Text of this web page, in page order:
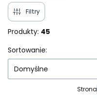
Filtry
Produkty: 45
Lista produktów
Sortowanie:
Domyślne
Strona